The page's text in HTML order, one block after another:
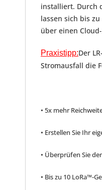
installiert. Durch
lassen sich bis
über einen
Praxistipp:Der
Stromausfall die
• 5x mehr
• Erstellen Sie Ihr
• Überprüfen Sie
• Bis zu 10 LoRa™-